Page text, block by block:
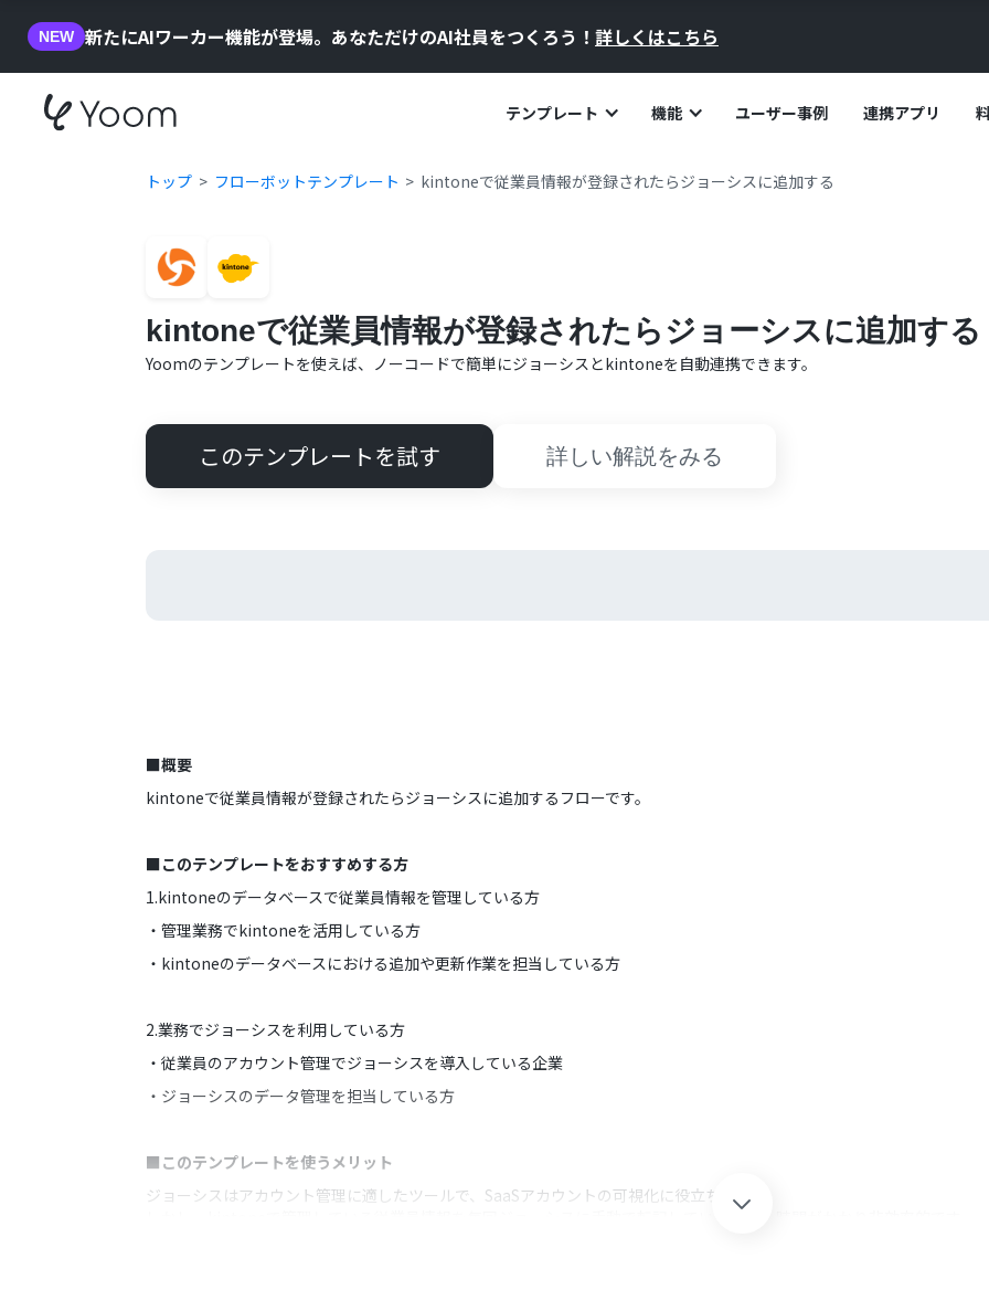
NEW 新たにAIワーカー機能が登場。あなただけのAI社員をつくろう！ 詳しくはこちら
テンプレート 機能 ユーザー事例 連携アプリ
トップ フローボットテンプレート kintoneで従業員情報が登録されたらジョーシスに追加する
kintoneで従業員情報が登録されたらジョーシスに追加する
Yoomのテンプレートを使えば、ノーコードで簡単にジョーシスとkintoneを自動連携できます。
このテンプレートを試す 詳しい解説をみる
■概要
kintoneで従業員情報が登録されたらジョーシスに追加するフローです。
■このテンプレートをおすすめする方
1.kintoneのデータベースで従業員情報を管理している方
・管理業務でkintoneを活用している方
・kintoneのデータベースにおける追加や更新作業を担当している方
2.業務でジョーシスを利用している方
・従業員のアカウント管理でジョーシスを導入している企業
・ジョーシスのデータ管理を担当している方
■このテンプレートを使うメリット
ジョーシスはアカウント管理に適したツールで、SaaSアカウントの可視化に役立ちます。